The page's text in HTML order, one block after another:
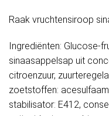
Raak vruchtensiroop
Ingrediënten: Glucose-
sinaasappelsap uit
citroenzuur,
zoetstoffen:
stabilisator: E412,